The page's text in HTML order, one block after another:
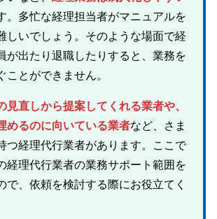
。多忙な経理担当者がマニュアルを
しいでしょう。そのような場面で経
が出たり退職したりすると、業務を
ことができません。
見直しから提案してくれる業者や、
めるのに向いている業者など、さま
つ経理代行業者があります。ここで
経理代行業者の業務サポート範囲を
で、依頼を検討する際にお役立てく